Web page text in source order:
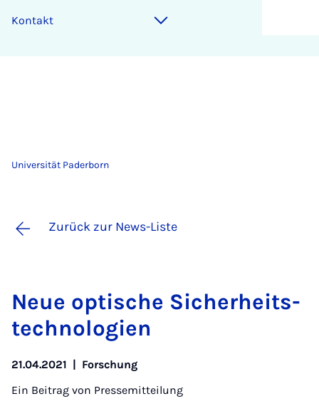
Kontakt
Universität Paderborn
Zurück zur News-Liste
Neue op­ti­sche Si­cher­heits­
tech­no­lo­gi­en
21.04.2021 | Forschung
Ein Beitrag von Pressemitteilung